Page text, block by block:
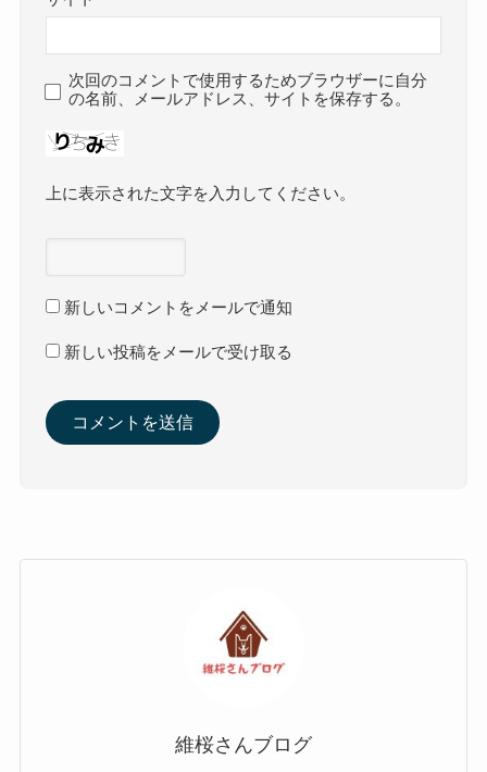
次回のコメントで使用するためブラウザーに自分
の名前、メールアドレス、サイトを保存する。
上に表示された文字を入力してください。
新しいコメントをメールで通知
新しい投稿をメールで受け取る
維桜さんブログ